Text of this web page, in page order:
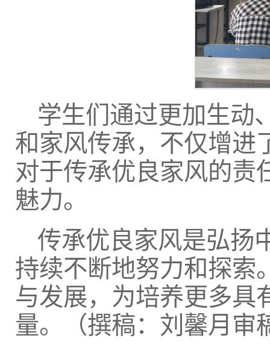
学生们通过更加生动
和家风传承，不仅增进
对于传承优良家风的责
魅力。
传承优良家风是弘扬
持续不断地努力和探索
与发展，为培养更多具
量。（撰稿：刘馨月审